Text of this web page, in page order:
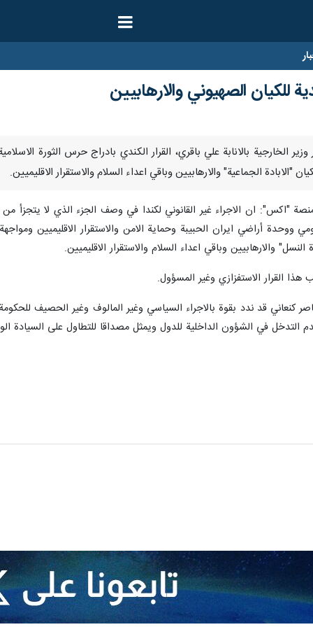
للكيان الصهيوني والارهابيين
اعتبر وزير الخارجية بالانابة علي باقري، القرار الكندي بادراج حرس الثورة
الجماعية" والارهابيين وباقي اعداء السلام والاستقرار الاقليميين.
ان الاجراء غير القانوني لكندا في وصف الجزء الذي لا يتجزأ من
ووحدة أراضي ايران الحبيبة وحماية الامن والاستقرار الاقليميين
والارهابيين وباقي اعداء السلام والاستقرار الاقليميين.
القرار الاستفزازي وغير المسؤول.
كنعاني قد ندد بقوة بالاجراء السياسي وغير المالوف وغير الحصيف
التدخل في الشؤون الداخلية للدول ويمثل مصداقا للتطاول على السيادة